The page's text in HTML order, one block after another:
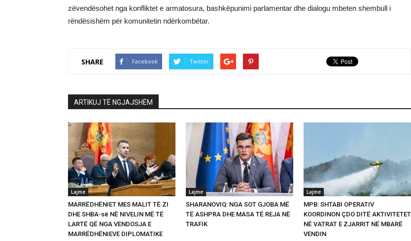
zëvendësohet nga konfliktet e armatosura, bashkëpunimi parlamentar dhe dialogu mbeten shembull i
rëndësishëm për komunitetin ndërkombëtar.
SHARE Facebook Twitter
ARTIKUJ TË NGJAJSHËM
Lajme
MARRËDHËNIET MES MALIT TË ZI
DHE SHBA-së NË NIVELIN MË TË
LARTË QË NGA VENDOSJA E
MARRËDHËNIEVE DIPLOMATIKE
Lajme
SHARANOVIQ: NGA SOT GJOBA MË
TË ASHPRA DHE MASA TË REJA NË
TRAFIK
Lajme
MPB: SHTABI OPERATIV
KOORDINON ÇDO DITË AKTIVITETET
NË VATRAT E ZJARRIT NË MBARË
VENDIN